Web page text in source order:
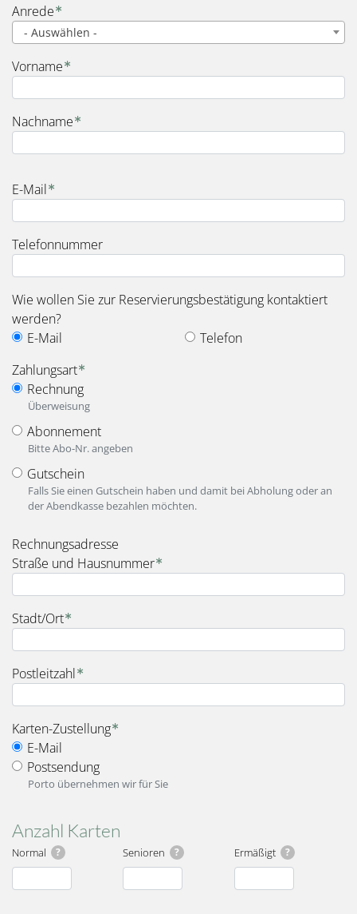
Name
Anrede
- Auswählen -
Vorname
Nachname
E-Mail
Telefonnummer
Wie wollen Sie zur Reservierungsbestätigung kontaktiert
werden?
E-Mail
Telefon
Zahlungsart
Rechnung
Überweisung
Abonnement
Bitte Abo-Nr. angeben
Gutschein
Falls Sie einen Gutschein haben und damit bei Abholung oder an
der Abendkasse bezahlen möchten.
fieldset_for_payment_options
Rechnungsadresse
Straße und Hausnummer
Stadt/Ort
Postleitzahl
fieldset_for_delivery_options
Karten-Zustellung
E-Mail
Postsendung
Porto übernehmen wir für Sie
Anzahl Karten
?
Normal ?
Senioren ?
Ermäßigt